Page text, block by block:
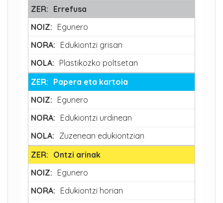
Errefusa
Egunero
Edukiontzi grisan
Plastikozko poltsetan
Papera eta kartoia
Egunero
Edukiontzi urdinean
Zuzenean edukiontzian
Ontzi arinak
Egunero
Edukiontzi horian